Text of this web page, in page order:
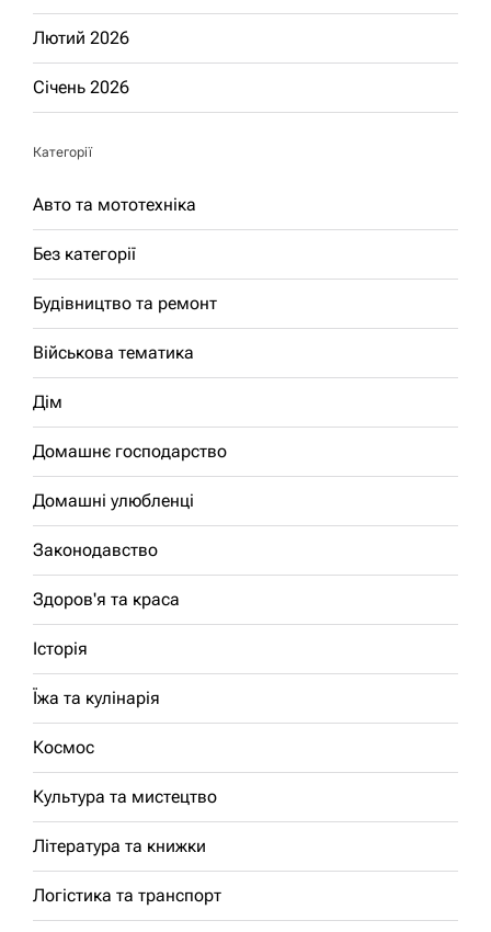
Лютий 2026
Січень 2026
Категорії
Авто та мототехніка
Без категорії
Будівництво та ремонт
Військова тематика
Дім
Домашнє господарство
Домашні улюбленці
Законодавство
Здоров'я та краса
Історія
Їжа та кулінарія
Космос
Культура та мистецтво
Література та книжки
Логістика та транспорт